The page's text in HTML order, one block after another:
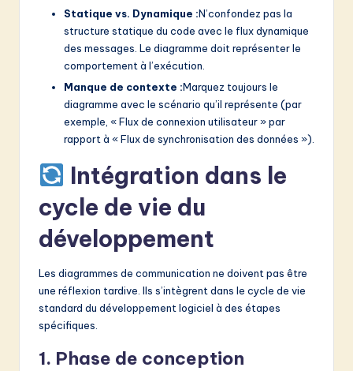
Statique vs. Dynamique :N’confondez pas la
structure statique du code avec le flux dynamique
des messages. Le diagramme doit représenter le
comportement à l’exécution.
Manque de contexte :Marquez toujours le
diagramme avec le scénario qu’il représente (par
exemple, « Flux de connexion utilisateur » par
rapport à « Flux de synchronisation des données »).
Intégration dans le
cycle de vie du
développement
Les diagrammes de communication ne doivent pas être
une réflexion tardive. Ils s’intègrent dans le cycle de vie
standard du développement logiciel à des étapes
spécifiques.
1. Phase de conception